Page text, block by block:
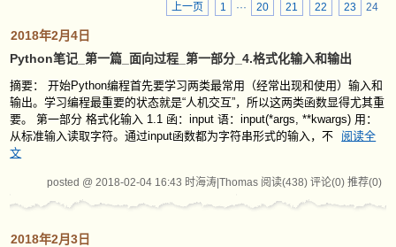
上一页 1 ··· 20 21 22 23 24
2018年2月4日
Python笔记_第一篇_面向过程_第一部分_4.格式化输入和输出
摘要： 开始Python编程首先要学习两类最常用（经常出现和使用）输入和
输出。学习编程最重要的状态就是“人机交互”，所以这两类函数显得尤其重
要。 第一部分 格式化输入 1.1 函：input 语：input(*args, **kwargs) 用：
从标准输入读取字符。通过input函数都为字符串形式的输入，不
阅读全
文
posted @ 2018-02-04 16:43 时海涛|Thomas 阅读(438) 评论(0) 推荐(0)
2018年2月3日